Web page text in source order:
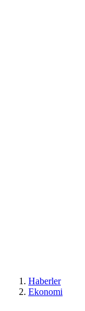
Haberler
Ekonomi